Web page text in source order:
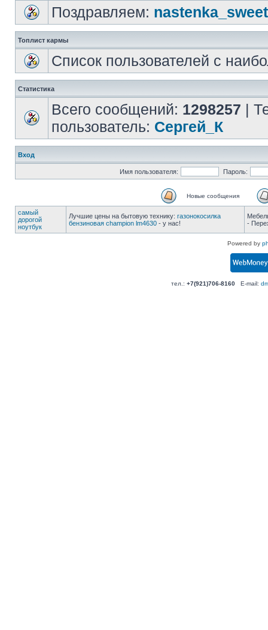
Поздравляем: nastenka_sweet
Топлист кармы
Список пользователей с
Статистика
Всего сообщений: 1298257 |
пользователь: Сергей_К
Вход
Имя пользователя: Пароль:
Новые сообщения
самый
дорогой
ноутбук
Лучшие цены на бытовую технику: газонокосилка
бензиновая champion lm4630 - у нас!
-
Powered by
тел.: +7(921)706-8160E-mail: